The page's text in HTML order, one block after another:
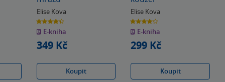
Elise Kova
4.4
z
5
hvězdiček
E-kniha
349 Kč
Koupit
Elise Kova
4.3
z
5
hvězdiček
E-kniha
299 Kč
Koupit